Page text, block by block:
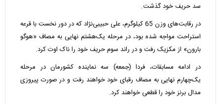
سد حریف خود گذشت.
در رقابت‌های وزن 65 کیلوگرم، علی حبیبی‌نژاد که در دور نخست با قرعه
استراحت مواجه شده بود، در مرحله یک‌هشتم نهایی به مصاف «هوگو
بارون» از مکزیک رفت و در راند سوم حریف خود را ناک اوت کرد.
در ادامه مسابقات، فردا (جمعه) سه نماینده کشورمان در مرحله
یک‌چهارم نهایی به مصاف رقبای خود خواهند رفت و در صورت پیروزی
مدال برنز خود را قطعی خواهند کرد.